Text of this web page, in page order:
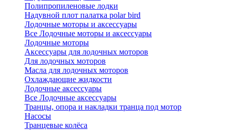
Полипропиленовые лодки
Надувной плот палатка polar bird
Лодочные моторы и аксессуары
Все Лодочные моторы и аксессуары
Лодочные моторы
Аксессуары для лодочных моторов
Для лодочных моторов
Масла для лодочных моторов
Охлаждающие жидкости
Лодочные аксессуары
Все Лодочные аксессуары
Транцы, опора и накладки транца под мотор
Насосы
Транцевые колёса